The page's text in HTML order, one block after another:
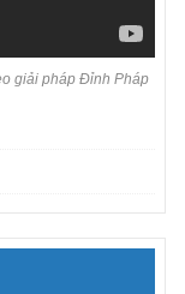
giải pháp Đỉnh Pháp